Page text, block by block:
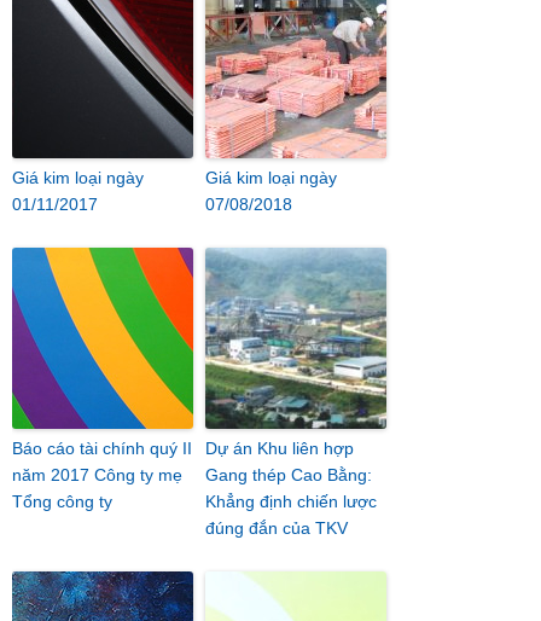
Giá kim loại ngày
01/11/2017
Giá kim loại ngày
07/08/2018
Báo cáo tài chính quý II
năm 2017 Công ty mẹ
Tổng công ty
Dự án Khu liên hợp
Gang thép Cao Bằng:
Khẳng định chiến lược
đúng đắn của TKV